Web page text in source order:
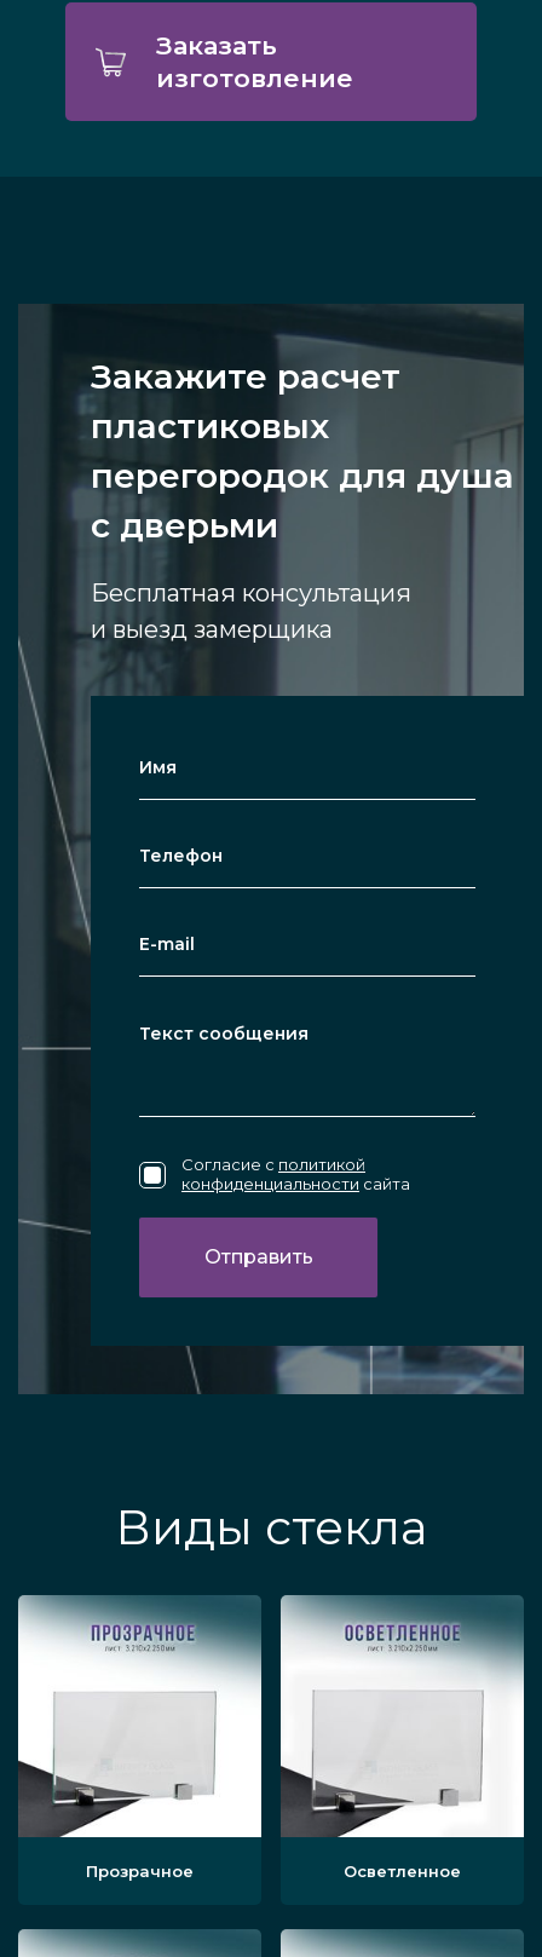
Заказать
изготовление
Закажите расчет
пластиковых
перегородок для душа
с дверьми
Бесплатная консультация
и выезд замерщика
Согласие с политикой
конфиденциальности сайта
Виды стекла
Прозрачное Осветленное